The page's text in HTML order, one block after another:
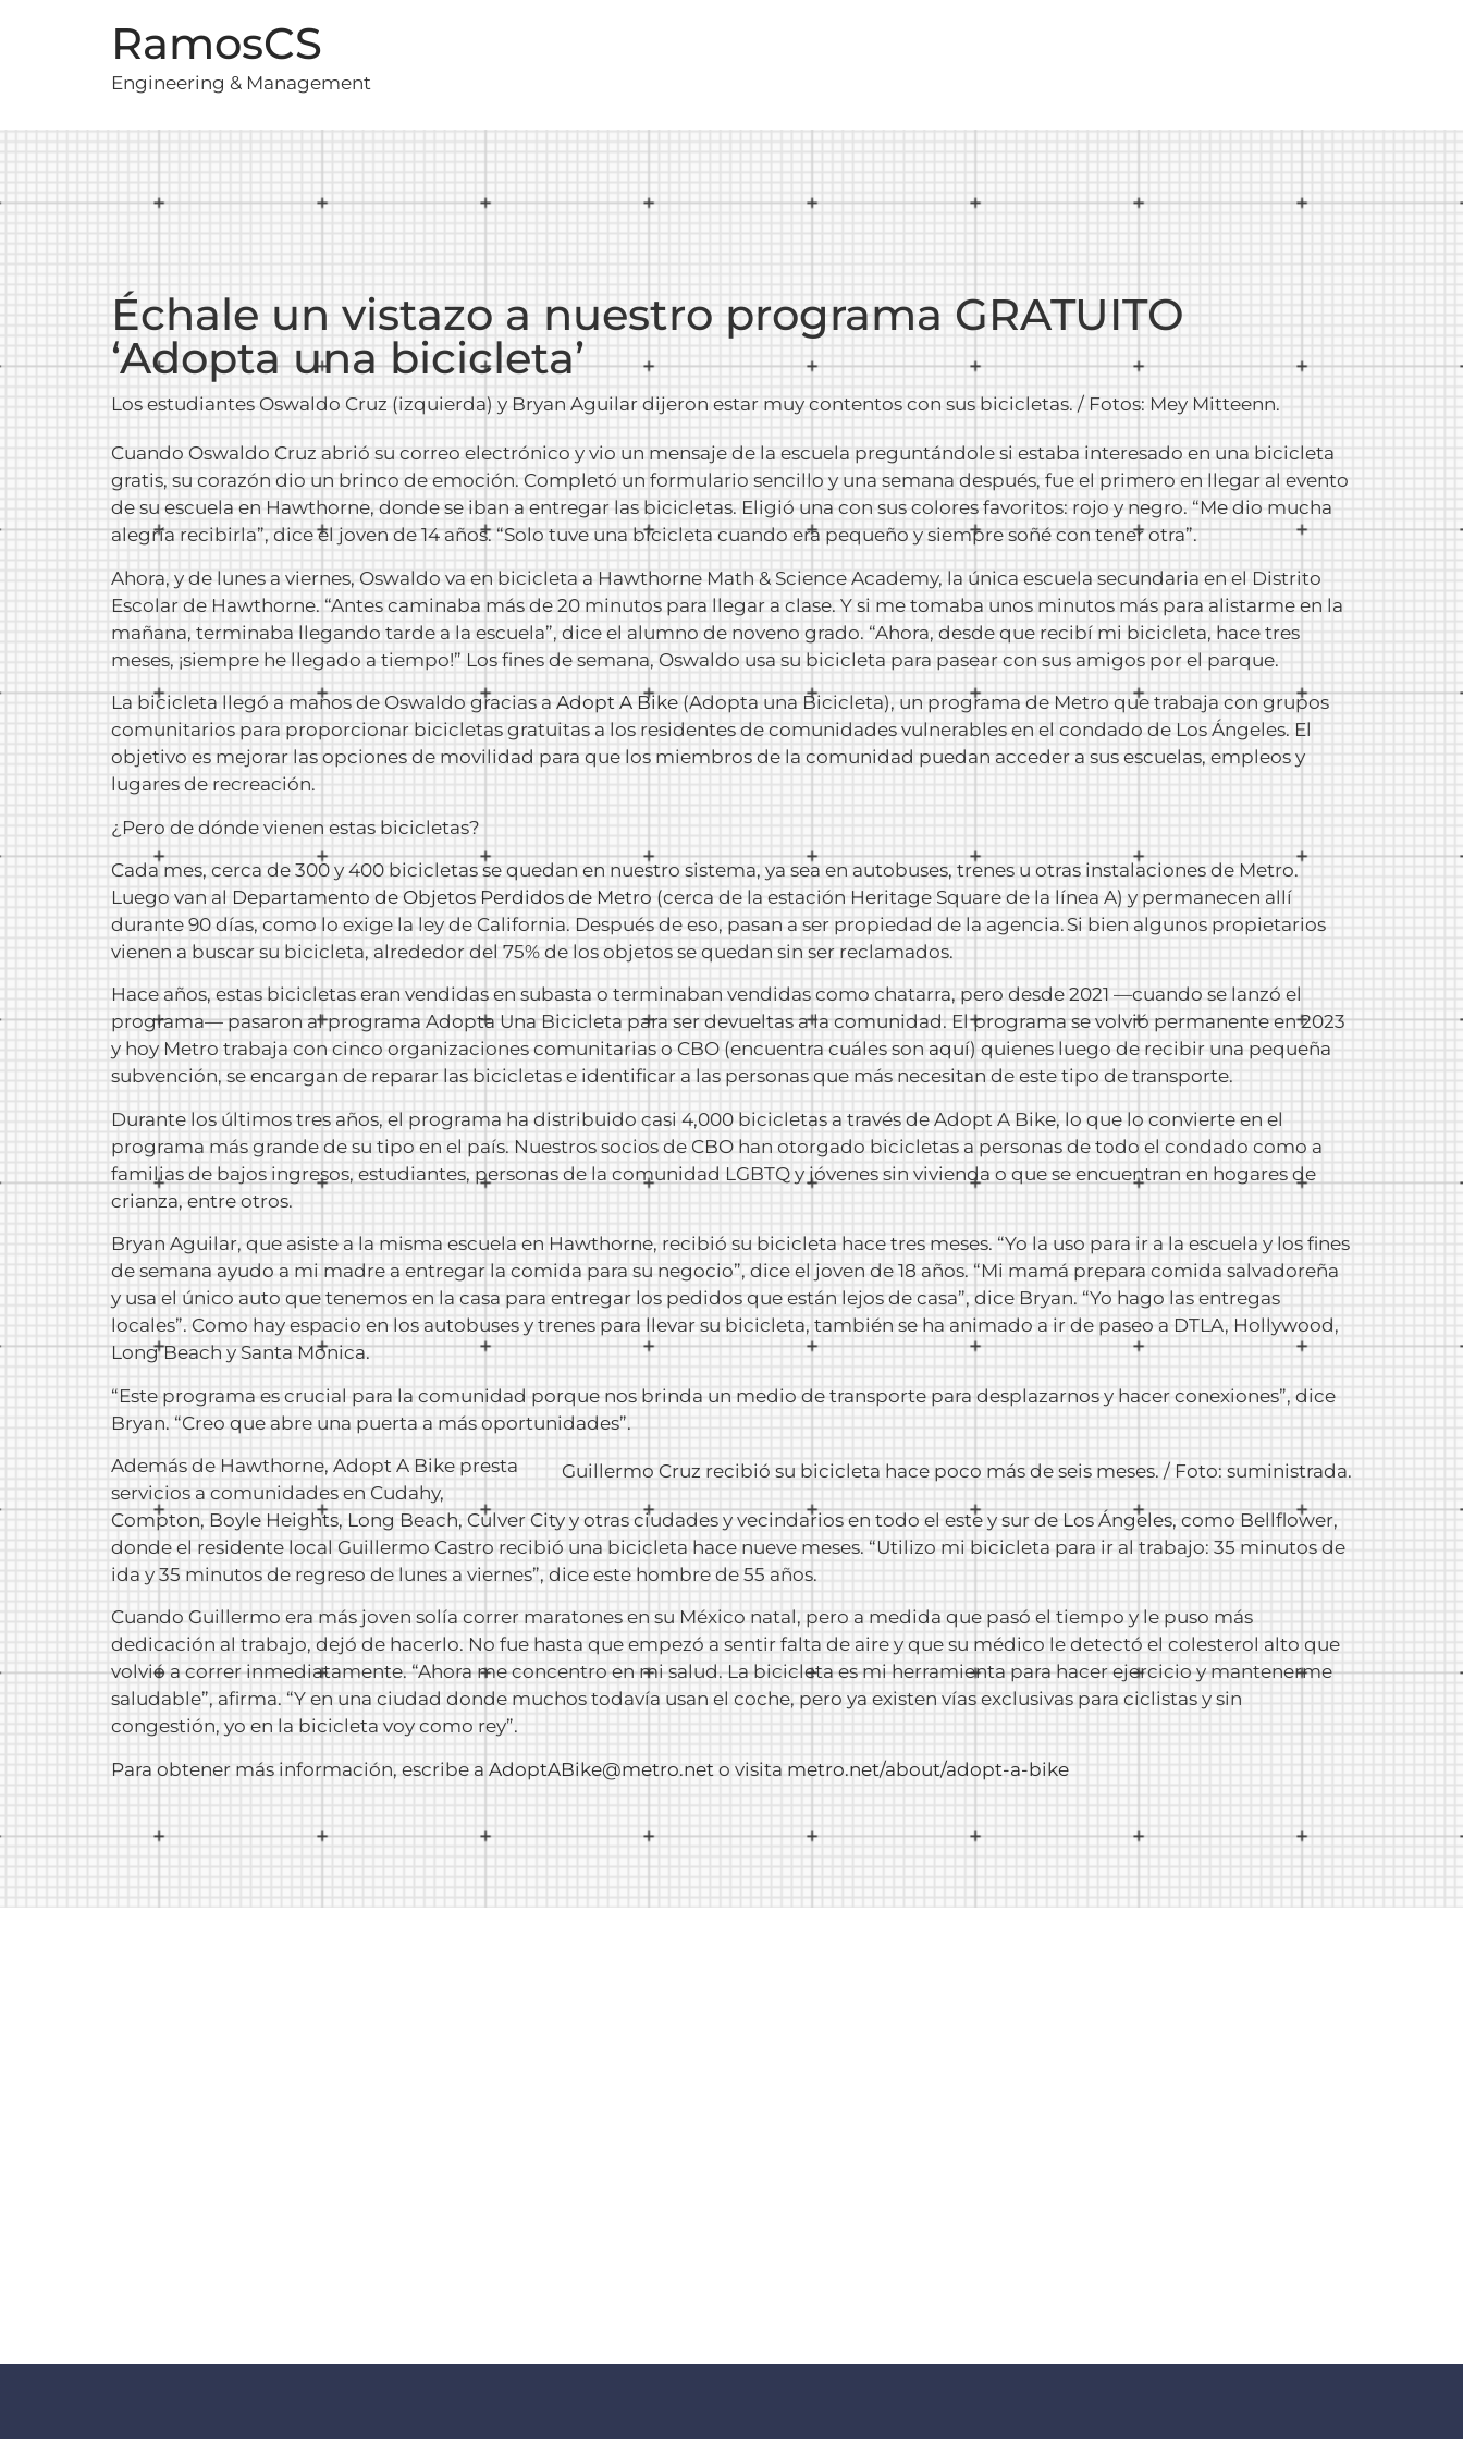
RamosCS
Engineering & Management
Échale un vistazo a nuestro programa GRATUITO
‘Adopta una bicicleta’
Los estudiantes Oswaldo Cruz (izquierda) y Bryan Aguilar dijeron estar muy contentos con sus bicicletas. / Fotos: Mey Mitteenn.
Cuando Oswaldo Cruz abrió su correo electrónico y vio un mensaje de la escuela preguntándole si estaba interesado en una bicicleta
gratis, su corazón dio un brinco de emoción. Completó un formulario sencillo y una semana después, fue el primero en llegar al evento
de su escuela en Hawthorne, donde se iban a entregar las bicicletas. Eligió una con sus colores favoritos: rojo y negro. “Me dio mucha
alegría recibirla”, dice el joven de 14 años. “Solo tuve una bicicleta cuando era pequeño y siempre soñé con tener otra”.
Ahora, y de lunes a viernes, Oswaldo va en bicicleta a Hawthorne Math & Science Academy, la única escuela secundaria en el Distrito
Escolar de Hawthorne. “Antes ​​caminaba más de 20 minutos para llegar a clase. Y si me tomaba unos minutos más para alistarme en la
mañana, terminaba llegando tarde a la escuela”, dice el alumno de noveno grado. “Ahora, desde que recibí mi bicicleta, hace tres
meses, ¡siempre he llegado a tiempo!” Los fines de semana, Oswaldo usa su bicicleta para pasear con sus amigos por el parque.
La bicicleta llegó a manos de Oswaldo gracias a Adopt A Bike (Adopta una Bicicleta), un programa de Metro que trabaja con grupos
comunitarios para proporcionar bicicletas gratuitas a los residentes de comunidades vulnerables en el condado de Los Ángeles. El
objetivo es mejorar las opciones de movilidad para que los miembros de la comunidad puedan acceder a sus escuelas, empleos y
lugares de recreación.
¿Pero de dónde vienen estas bicicletas?
Cada mes, cerca de 300 y 400 bicicletas se quedan en nuestro sistema, ya sea en autobuses, trenes u otras instalaciones de Metro.
Luego van al Departamento de Objetos Perdidos de Metro (cerca de la estación Heritage Square de la línea A) y permanecen allí
durante 90 días, como lo exige la ley de California. Después de eso, pasan a ser propiedad de la agencia. Si bien algunos propietarios
vienen a buscar su bicicleta, alrededor del 75% de los objetos se quedan sin ser reclamados.
Hace años, estas bicicletas eran vendidas en subasta o terminaban vendidas como chatarra, pero desde 2021 —cuando se lanzó el
programa— pasaron al programa Adopta Una Bicicleta para ser devueltas a la comunidad. El programa se volvió permanente en 2023
y hoy Metro trabaja con cinco organizaciones comunitarias o CBO (encuentra cuáles son aquí) quienes luego de recibir una pequeña
subvención, se encargan de reparar las bicicletas e identificar a las personas que más necesitan de este tipo de transporte.
Durante los últimos tres años, el programa ha distribuido casi 4,000 bicicletas a través de Adopt A Bike, lo que lo convierte en el
programa más grande de su tipo en el país. Nuestros socios de CBO han otorgado bicicletas a personas de todo el condado como a
familias de bajos ingresos, estudiantes, personas de la comunidad LGBTQ y jóvenes sin vivienda o que se encuentran en hogares de
crianza, entre otros.
Bryan Aguilar, que asiste a la misma escuela en Hawthorne, recibió su bicicleta hace tres meses. “Yo la uso para ir a la escuela y los fines
de semana ayudo a mi madre a entregar la comida para su negocio”, dice el joven de 18 años. “Mi mamá prepara comida salvadoreña
y usa el único auto que tenemos en la casa para entregar los pedidos que están lejos de casa”, dice Bryan. “Yo hago las entregas
locales”. Como hay espacio en los autobuses y trenes para llevar su bicicleta, también se ha animado a ir de paseo a DTLA, Hollywood,
Long Beach y Santa Mónica.
“Este programa es crucial para la comunidad porque nos brinda un medio de transporte para desplazarnos y hacer conexiones”, dice
Bryan. “Creo que abre una puerta a más oportunidades”.
Guillermo Cruz recibió su bicicleta hace poco más de seis meses. / Foto: suministrada.
Además de Hawthorne, Adopt A Bike presta
servicios a comunidades en Cudahy,
Compton, Boyle Heights, Long Beach, Culver City y otras ciudades y vecindarios en todo el este y sur de Los Ángeles, como Bellflower,
donde el residente local Guillermo Castro recibió una bicicleta hace nueve meses. “Utilizo mi bicicleta para ir al trabajo: 35 minutos de
ida y 35 minutos de regreso de lunes a viernes”, dice este hombre de 55 años.
Cuando Guillermo era más joven solía correr maratones en su México natal, pero a medida que pasó el tiempo y le puso más
dedicación al trabajo, dejó de hacerlo. No fue hasta que empezó a sentir falta de aire y que su médico le detectó el colesterol alto que
volvió a correr inmediatamente. “Ahora me concentro en mi salud. La bicicleta es mi herramienta para hacer ejercicio y mantenerme
saludable”, afirma. “Y en una ciudad donde muchos todavía usan el coche, pero ya existen vías exclusivas para ciclistas y sin
congestión, yo en la bicicleta voy como rey”.
Para obtener más información, escribe a AdoptABike@metro.net o visita metro.net/about/adopt-a-bike